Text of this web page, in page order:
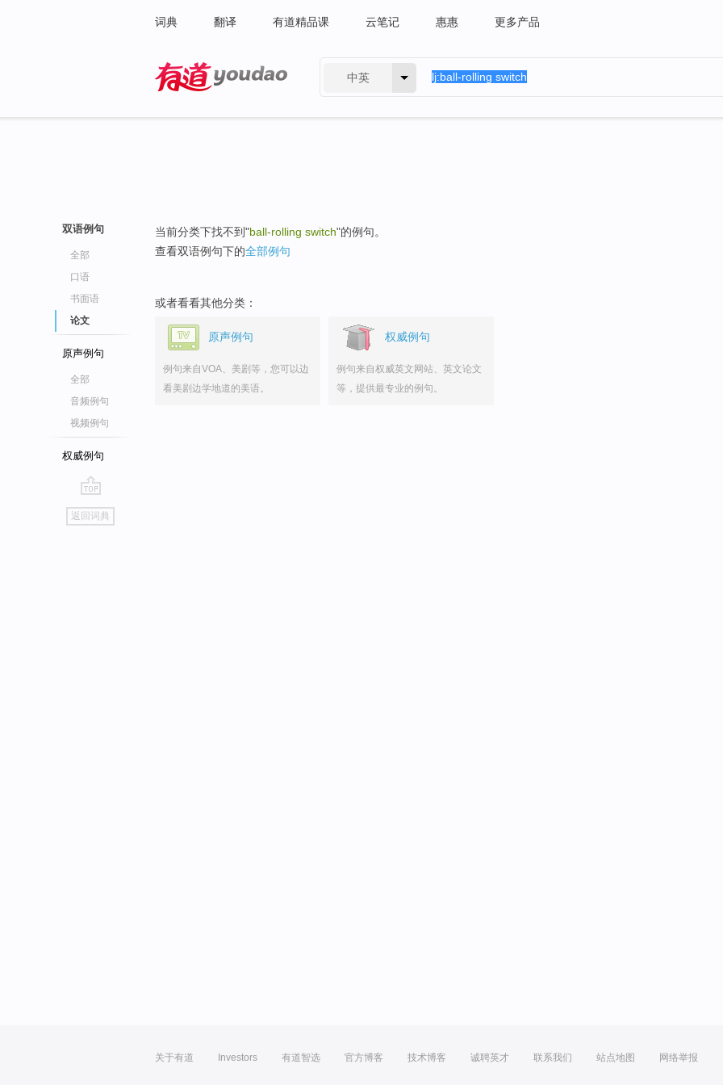
词典 翻译 有道精品课 云笔记 惠惠 更多产品
中英
双语例句
全部
口语
书面语
论文
原声例句
全部
音频例句
视频例句
权威例句
go
top
返回词典
当前分类下找不到"ball-rolling switch"的例句。
查看双语例句下的全部例句
或者看看其他分类：
原声例句
例句来自VOA、美剧等，您可以边
看美剧边学地道的美语。
权威例句
例句来自权威英文网站、英文论文
等，提供最专业的例句。
关于有道 Investors 有道智选 官方博客 技术博客 诚聘英才 联系我们 站点地图 网络举报